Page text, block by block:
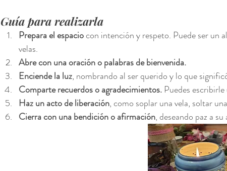
Guía para realizarla
Prepara el espacio con intención y respeto. Puede ser un
velas.
Abre con una oración o palabras de bienvenida.
Enciende la luz, nombrando al ser querido y lo que
Comparte recuerdos o agradecimientos. Puedes
Haz un acto de liberación, como soplar una vela, soltar
Cierra con una bendición o afirmación, deseando paz a